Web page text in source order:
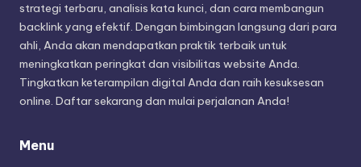
strategi terbaru, analisis kata kunci, dan cara membangun
backlink yang efektif. Dengan bimbingan langsung dari para
ahli, Anda akan mendapatkan praktik terbaik untuk
meningkatkan peringkat dan visibilitas website Anda.
Tingkatkan keterampilan digital Anda dan raih kesuksesan
online. Daftar sekarang dan mulai perjalanan Anda!
Menu